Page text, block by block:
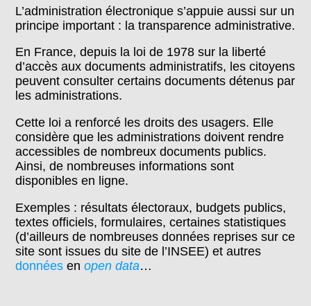
L’administration électronique s’appuie aussi sur un
principe important : la transparence administrative.
En France, depuis la loi de 1978 sur la liberté
d’accès aux documents administratifs, les citoyens
peuvent consulter certains documents détenus par
les administrations.
Cette loi a renforcé les droits des usagers. Elle
considère que les administrations doivent rendre
accessibles de nombreux documents publics.
Ainsi, de nombreuses informations sont
disponibles en ligne.
Exemples : résultats électoraux, budgets publics,
textes officiels, formulaires, certaines statistiques
(d’ailleurs de nombreuses données reprises sur ce
site sont issues du site de l’INSEE) et autres
données enopen data…